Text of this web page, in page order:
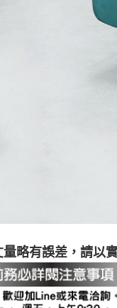
略有誤差，請以
商品，無法指定特
，而危及運送人員
至百貨公司卸貨區
回收,免付費清運專
隊回收,免付費清運